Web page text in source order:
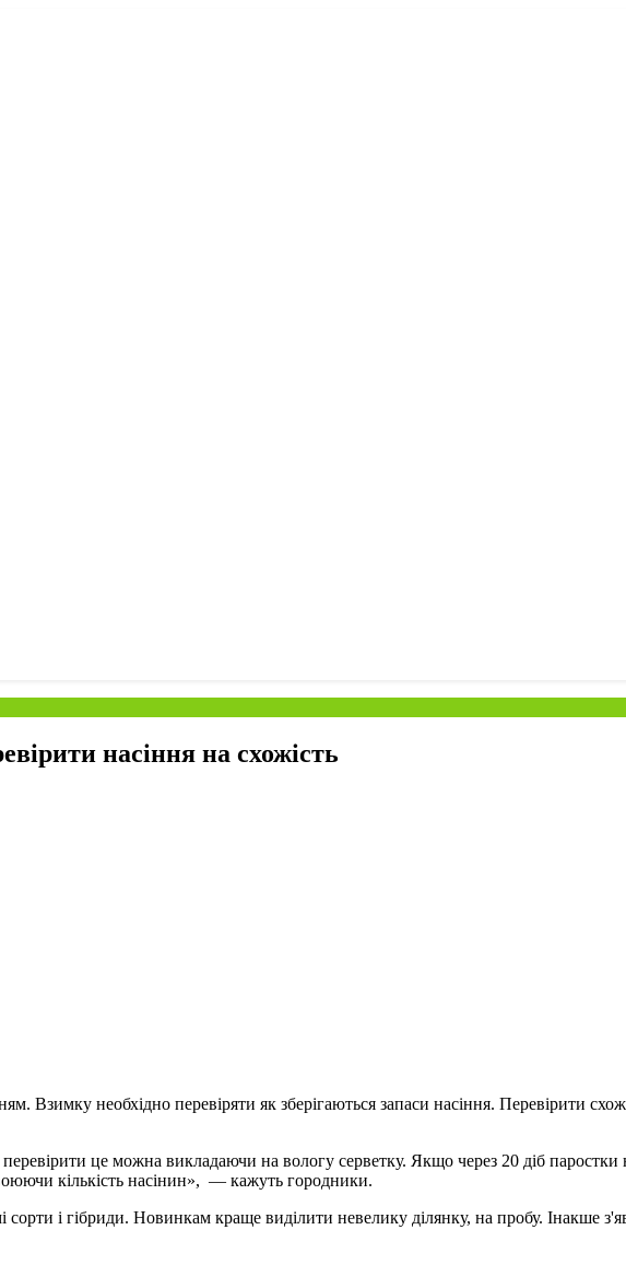
насіння на схожість
Взимку необхідно перевіряти як зберігаються запаси насіння. Перевірити
перевірити це можна викладаючи на вологу серветку. Якщо через 20 діб
кількість насінин», — кажуть городники.
сорти і гібриди. Новинкам краще виділити невелику ділянку, на пробу. Інакше